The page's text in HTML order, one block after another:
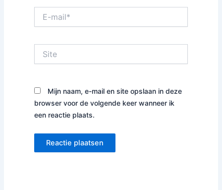
mail*
Mijn naam, e-mail en site opslaan in deze
browser voor de volgende keer wanneer ik
een reactie plaats.